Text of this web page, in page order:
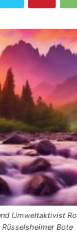
Umweltaktivist
Bote